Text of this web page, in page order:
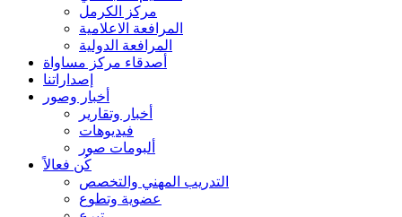
مركز الكرمل
المرافعة الاعلامية
المرافعة الدولية
أصدقاء مركز مساواة
إصداراتنا
أخبار وصور
أخبار وتقارير
فيديوهات
ألبومات صور
كُن فعالاً
التدريب المهني والتخصص
عضوية وتطوع